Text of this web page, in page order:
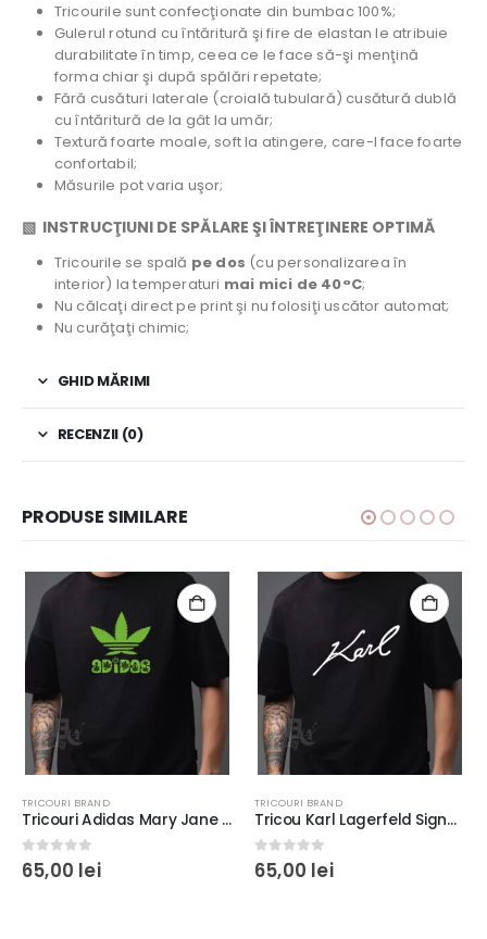
Tricourile sunt confecţionate din bumbac 100%;
Gulerul rotund cu întăritură şi fire de elastan le atribuie
durabilitate în timp, ceea ce le face să-şi menţină
forma chiar şi după spălări repetate;
Fără cusături laterale (croială tubulară) cusătură dublă
cu întăritură de la gât la umăr;
Textură foarte moale, soft la atingere, care-l face foarte
confortabil;
Măsurile pot varia uşor;
▧ INSTRUCŢIUNI DE SPĂLARE ŞI ÎNTREŢINERE OPTIMĂ
Tricourile se spală pe dos (cu personalizarea în
interior) la temperaturi mai mici de 40°C;
Nu călcaţi direct pe print şi nu folosiţi uscător automat;
Nu curăţaţi chimic;
GHID MĂRIMI
RECENZII (0)
PRODUSE SIMILARE
TRICOURI BRAND
Tricouri Adidas Mary Jane rezistent la spălări, bumbac 100%, regular fit, culoare alb/negru #1
0 out of 5
65,00 lei
TRICOURI BRAND
Tricou Karl Lagerfeld Signature, rezistent la spălări, bumbac 100%, regular fit, culoare alb/negru
0 out of 5
65,00 lei